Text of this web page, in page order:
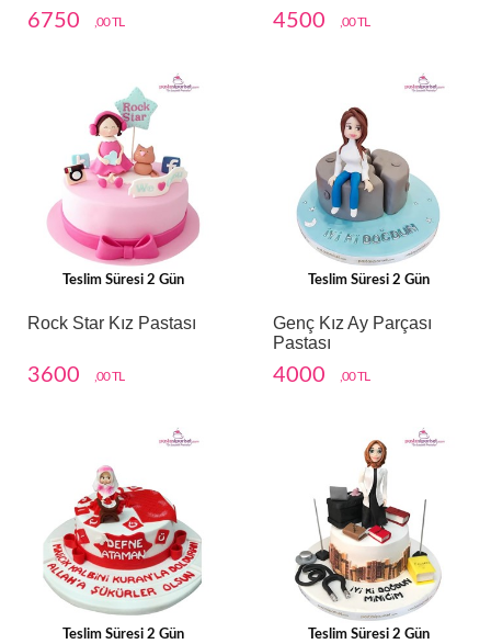
6750 ,00 TL 4500 ,00 TL
Teslim Süresi 2 Gün
Rock Star Kız Pastası
3600 ,00 TL
Teslim Süresi 2 Gün
Genç Kız Ay Parçası
Pastası
4000 ,00 TL
Teslim Süresi 2 Gün Teslim Süresi 2 Gün